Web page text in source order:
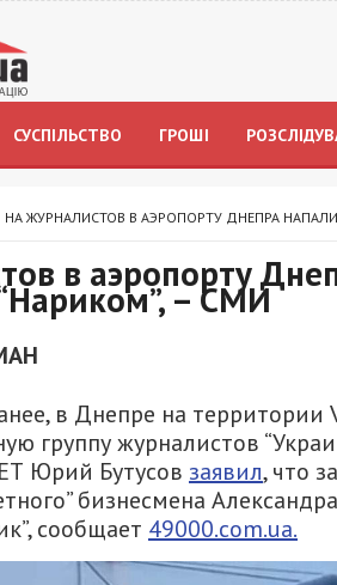
СУСПІЛЬСТВО ГРОШІ
НА ЖУРНАЛИСТОВ В АЭРОПОРТУ ДНЕПРА
в аэропорту
– СМИ
в Днепре на территории
группу журналистов
Юрий Бутусов заявил, что
бизнесмена
сообщает 49000.com.ua.